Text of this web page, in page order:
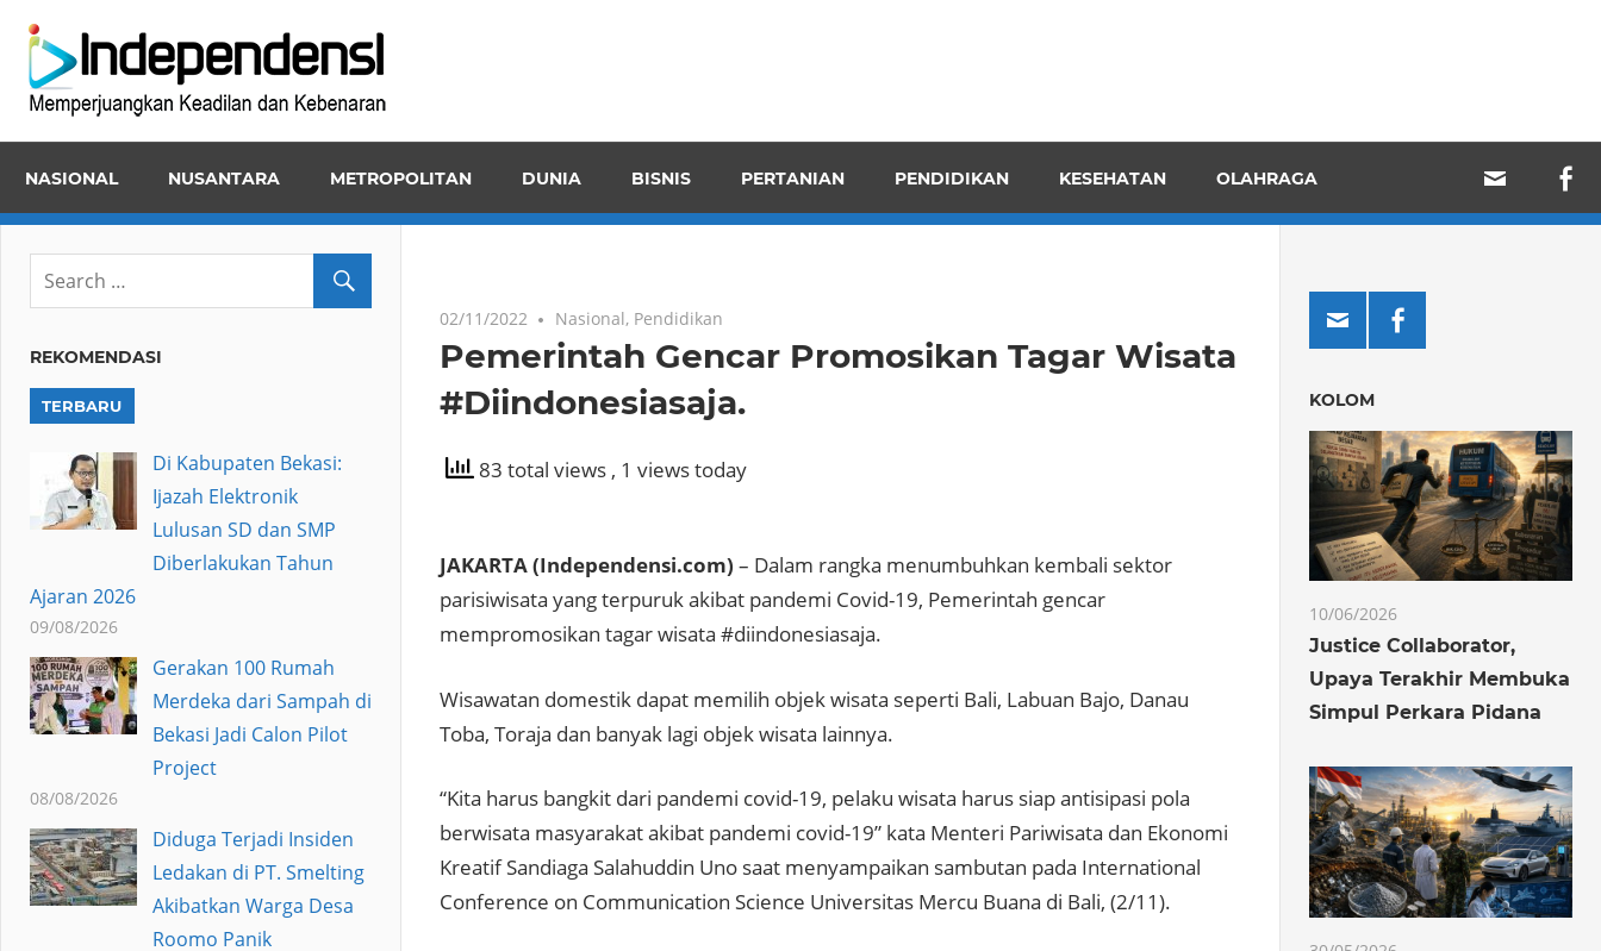
content
dan
NASIONAL NUSANTARA METROPOLITAN DUNIA BISNIS PERTANIAN PENDIDIKAN KESEHATAN OLAHRAGA
02/11/2022 Nasional, Pendidikan
Pemerintah Gencar Promosikan Tagar Wisata
#Diindonesiasaja.
83 total views , 1 views today
JAKARTA (Independensi.com) – Dalam rangka menumbuhkan kembali sektor
parisiwisata yang terpuruk akibat pandemi Covid-19, Pemerintah gencar
mempromosikan tagar wisata #diindonesiasaja.
Wisawatan domestik dapat memilih objek wisata seperti Bali, Labuan Bajo, Danau
Toba, Toraja dan banyak lagi objek wisata lainnya.
“Kita harus bangkit dari pandemi covid-19, pelaku wisata harus siap antisipasi pola
berwisata masyarakat akibat pandemi covid-19” kata Menteri Pariwisata dan Ekonomi
Kreatif Sandiaga Salahuddin Uno saat menyampaikan sambutan pada International
Conference on Communication Science Universitas Mercu Buana di Bali, (2/11).
REKOMENDASI
TERBARU
Di Kabupaten Bekasi:
Ijazah Elektronik
Lulusan SD dan SMP
Diberlakukan Tahun
Ajaran 2026
09/08/2026
Gerakan 100 Rumah
Merdeka dari Sampah di
Bekasi Jadi Calon Pilot
Project
08/08/2026
Diduga Terjadi Insiden
Ledakan di PT. Smelting
Akibatkan Warga Desa
Roomo Panik
KOLOM
10/06/2026
Justice Collaborator,
Upaya Terakhir Membuka
Simpul Perkara Pidana